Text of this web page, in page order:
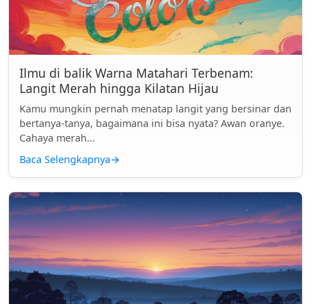
Ilmu di balik Warna Matahari Terbenam:
Langit Merah hingga Kilatan Hijau
Kamu mungkin pernah menatap langit yang bersinar dan
bertanya-tanya, bagaimana ini bisa nyata? Awan oranye.
Cahaya merah...
Baca Selengkapnya→